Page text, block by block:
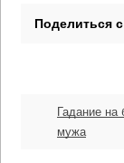
Гадание на
мужа